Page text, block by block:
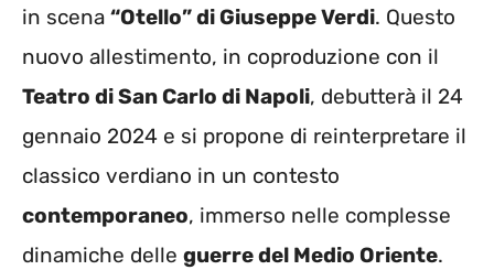
in scena “Otello” di Giuseppe Verdi. Questo
nuovo allestimento, in coproduzione con il
Teatro di San Carlo di Napoli, debutterà il 24
gennaio 2024 e si propone di reinterpretare il
classico verdiano in un contesto
contemporaneo, immerso nelle complesse
dinamiche delle guerre del Medio Oriente.